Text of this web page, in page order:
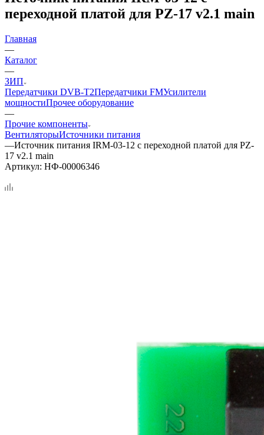
переходной платой для PZ-17 v2.1 main
Главная
—
Каталог
—
ЗИП
Передатчики DVB-T2Передатчики FMУсилители
мощностиПрочее оборудование
—
Прочие компоненты
ВентиляторыИсточники питания
—Источник питания IRM-03-12 с переходной платой для PZ-
17 v2.1 main
Артикул: НФ-00006346